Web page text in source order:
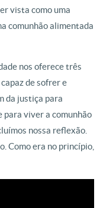
vista como uma
comunhão alimentada
nos oferece três
de sofrer e
da justiça para
para viver a comunhão
nossa reflexão.
Como era no princípio,